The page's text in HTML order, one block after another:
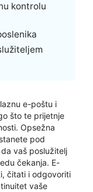
kontrolu
e-poštu i
što te prijetnje
Opsežna
pod
vaš poslužitelj
čekanja. E-
čitati i odgovoriti
vaše